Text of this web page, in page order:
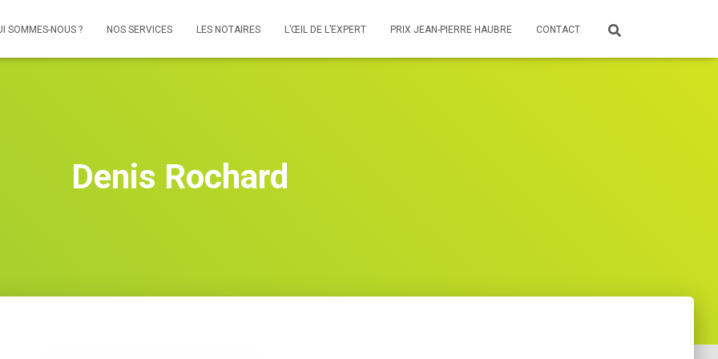
SOMMES-NOUS ? NOS SERVICES LES NOTAIRES L’ŒIL DE L’EXPERT PRIX JEAN-PIERRE HAUBRE CONTACT
Denis Rochard